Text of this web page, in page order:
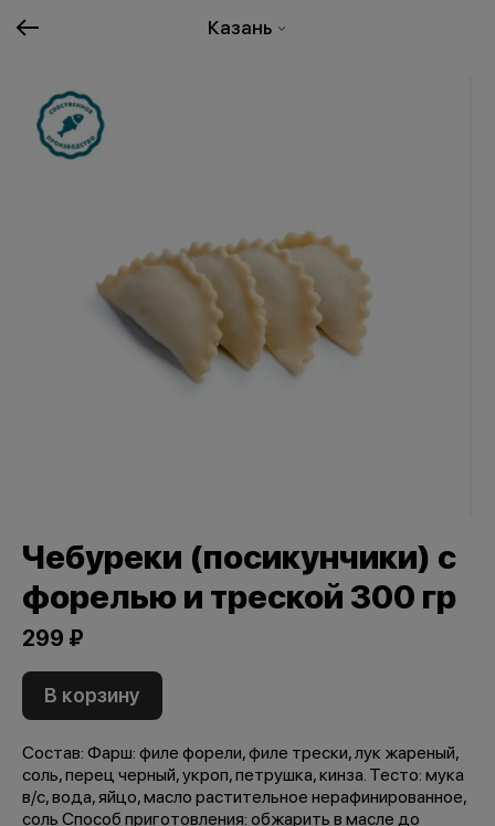
Казань
Чебуреки (посикунчики) с
форелью и треской 300 гр
299 ₽
В корзину
Состав: Фарш: филе форели, филе трески, лук жареный,
соль, перец черный, укроп, петрушка, кинза. Тесто: мука
в/с, вода, яйцо, масло растительное нерафинированное,
соль Способ приготовления: обжарить в масле до